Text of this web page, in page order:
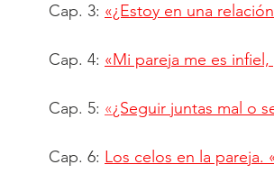
Cap. 3: «¿Estoy en una
Cap. 4: «Mi pareja me es
Cap. 5: «¿Seguir juntas mal o
Cap. 6: Los celos en la pareja.